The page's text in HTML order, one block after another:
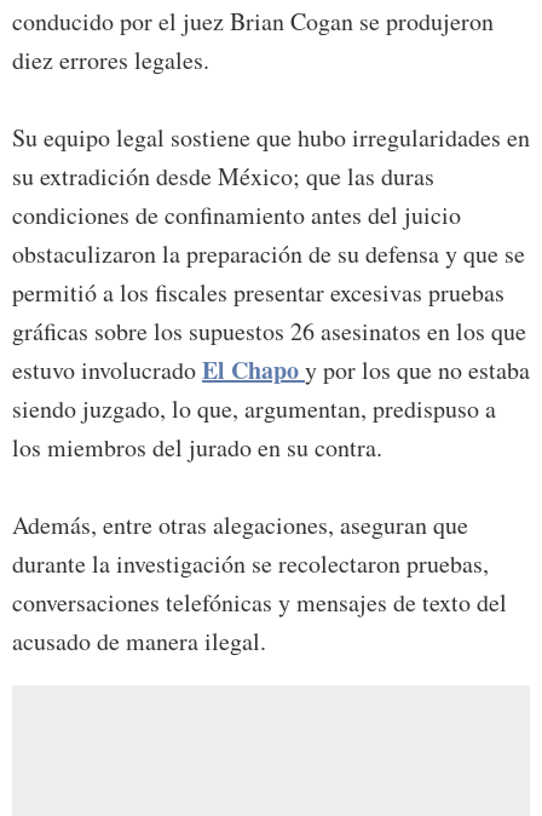
conducido por el juez Brian Cogan se produjeron
diez errores legales.
Su equipo legal sostiene que hubo irregularidades en
su extradición desde México; que las duras
condiciones de confinamiento antes del juicio
obstaculizaron la preparación de su defensa y que se
permitió a los fiscales presentar excesivas pruebas
gráficas sobre los supuestos 26 asesinatos en los que
estuvo involucradoEl Chapoy por los que no estaba
siendo juzgado, lo que, argumentan, predispuso a
los miembros del jurado en su contra.
Además, entre otras alegaciones, aseguran que
durante la investigación se recolectaron pruebas,
conversaciones telefónicas y mensajes de texto del
acusado de manera ilegal.